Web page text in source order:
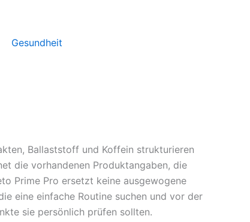
Gesundheit
Ballaststoff und Koffein strukturieren
die vorhandenen Produktangaben, die
Prime Pro ersetzt keine ausgewogene
eine einfache Routine suchen und vor der
sie persönlich prüfen sollten.